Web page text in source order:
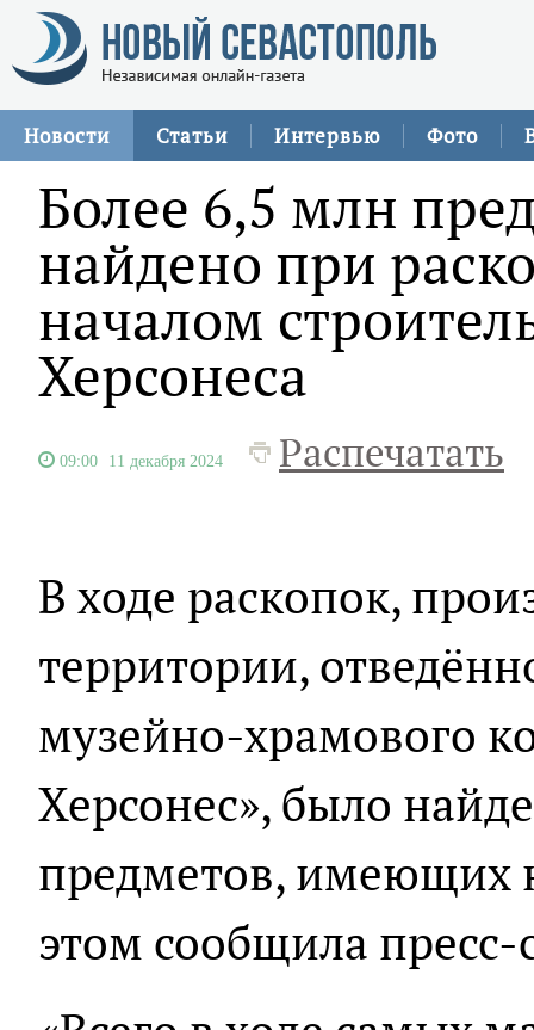
Новости Статьи Интервью Фото
Более 6,5 млн
найдено при
началом
Херсонеса
09:00 11 декабря 2024 Распечатать
В ходе раскопок,
территории,
музейно-храмового
Херсонес», было
предметов, имеющих
этом сообщила